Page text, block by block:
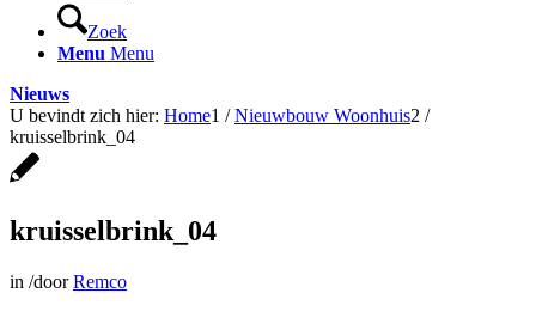
Zoek
Menu Menu
Nieuws
U bevindt zich hier: Home1 / Nieuwbouw Woonhuis2 /
kruisselbrink_04
kruisselbrink_04
in /doorRemco